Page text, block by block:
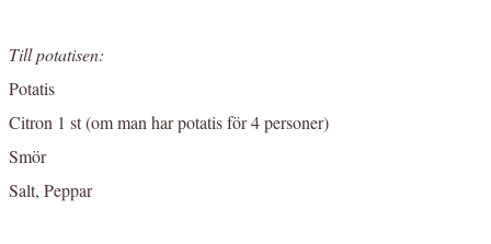
Till potatisen:
Potatis
Citron 1 st (om man har potatis för 4 personer)
Smör
Salt, Peppar